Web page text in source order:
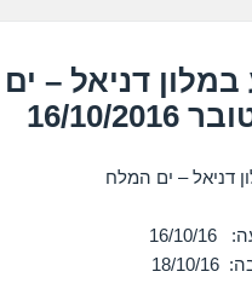
דניאל –
10/2016
דניאל – ים המלח
10/16
10/16